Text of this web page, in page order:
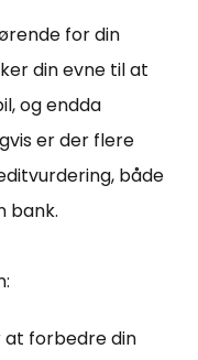
for din
din evne til at
og endda
er der flere
både
bank.
at forbedre din